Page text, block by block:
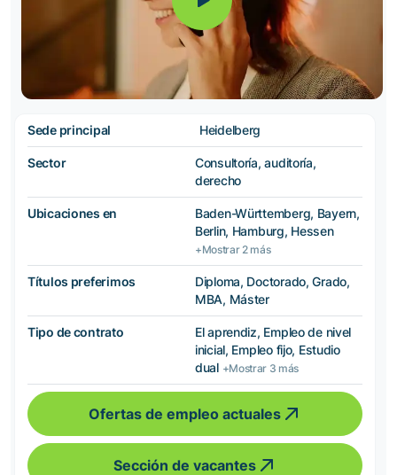
Sede principal Heidelberg
Sector
Consultoría, auditoría,
derecho
Ubicaciones en
Baden-Württemberg, Bayern,
Berlin, Hamburg, Hessen
+Mostrar 2 más
Títulos preferimos
Diploma, Doctorado, Grado,
MBA, Máster
Tipo de contrato
El aprendiz, Empleo de nivel
inicial, Empleo fijo, Estudio
dual +Mostrar 3 más
Ofertas de empleo actuales
Sección de vacantes